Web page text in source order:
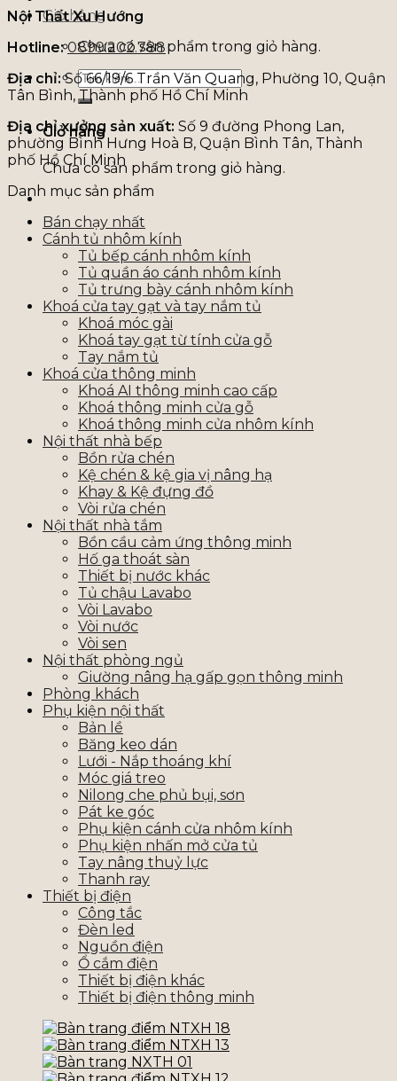
Giỏ hàng
Chưa có sản phẩm trong giỏ hàng.
Tìm
kiếm:
Giỏ hàng
Chưa có sản phẩm trong giỏ hàng.
Nội Thất Xu Hướng
Hotline: 0899.202.788
Địa chỉ:Số 66/19/6 Trần Văn Quang, Phường 10, Quận
Tân Bình, Thành phố Hồ Chí Minh
Địa chỉ xưởng sản xuất: Số 9 đường Phong Lan,
phường Bình Hưng Hoà B, Quận Bình Tân, Thành
phố Hồ Chí Minh
Danh mục sản phẩm
Bán chạy nhất
Cánh tủ nhôm kính
Tủ bếp cánh nhôm kính
Tủ quần áo cánh nhôm kính
Tủ trưng bày cánh nhôm kính
Khoá cửa tay gạt và tay nắm tủ
Khoá móc gài
Khoá tay gạt từ tính cửa gỗ
Tay nắm tủ
Khoá cửa thông minh
Khoá AI thông minh cao cấp
Khoá thông minh cửa gỗ
Khoá thông minh cửa nhôm kính
Nội thất nhà bếp
Bồn rửa chén
Kệ chén & kệ gia vị nâng hạ
Khay & Kệ đựng đồ
Vòi rửa chén
Nội thất nhà tắm
Bồn cầu cảm ứng thông minh
Hố ga thoát sàn
Thiết bị nước khác
Tủ chậu Lavabo
Vòi Lavabo
Vòi nước
Vòi sen
Nội thất phòng ngủ
Giường nâng hạ gấp gọn thông minh
Phòng khách
Phụ kiện nội thất
Bản lề
Băng keo dán
Lưới - Nắp thoáng khí
Móc giá treo
Nilong che phủ bụi, sơn
Pát ke góc
Phụ kiện cánh cửa nhôm kính
Phụ kiện nhấn mở cửa tủ
Tay nâng thuỷ lực
Thanh ray
Thiết bị điện
Công tắc
Đèn led
Nguồn điện
Ổ cắm điện
Thiết bị điện khác
Thiết bị điện thông minh